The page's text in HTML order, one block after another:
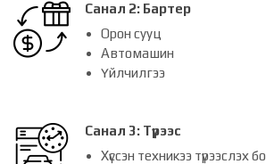
Санал 2: Бартер
Орон сууц
Автомашин
Үйлчилгээ
Санал 3: Түрээс
Хүссэн техникээ түрээслэх